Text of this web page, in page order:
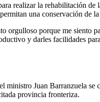
realizar la rehabilitación
una conservación de
orgulloso porque me siento
y darles facilidades
Juan Barranzuela
provincia fronteriza.